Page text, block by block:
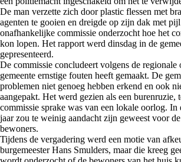
De man verzette zich door plastic flessen met
agenten te gooien en dreigde op zijn dak met
onafhankelijke commissie onderzocht hoe het
kon lopen. Het rapport werd dinsdag in de
gepresenteerd.
De commissie concludeert volgens de regionale
gemeente ernstige fouten heeft gemaakt. De
problemen niet genoeg hebben erkend en ook
aangepakt. Het werd gezien als een burenruzie,
commissie sprake was van een lokale oorlog.
jaar zou te weinig aandacht zijn geweest voor
bewoners.
Tijdens de vergadering werd een motie van
burgemeester Hans Smulders, maar die kreeg